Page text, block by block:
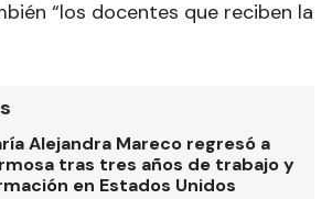
“los docentes que reciben la
Alejandra Mareco regresó a
tras tres años de trabajo y
en Estados Unidos